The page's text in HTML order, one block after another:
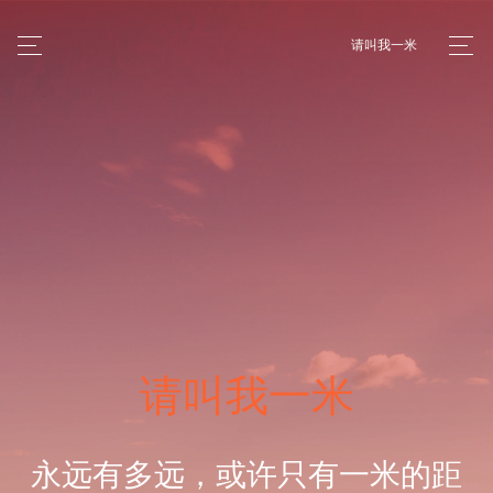
请叫我一米
请叫我一米
永远有多远，或许只有一米的距